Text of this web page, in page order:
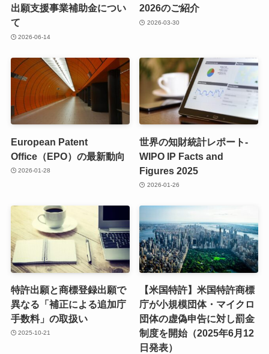
出願支援事業補助金につい
て
2026-06-14
2026のご紹介
2026-03-30
European Patent
Office（EPO）の最新動向
2026-01-28
世界の知財統計レポート-
WIPO IP Facts and
Figures 2025
2026-01-26
特許出願と商標登録出願で
異なる「補正による追加庁
手数料」の取扱い
2025-10-21
【米国特許】米国特許商標
庁が小規模団体・マイクロ
団体の虚偽申告に対し罰金
制度を開始（2025年6月12
日発表）